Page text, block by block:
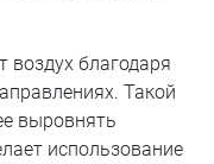
воздух благодаря
Такой
выровнять
использование